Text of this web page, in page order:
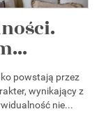
powstają przez
wynikający z
nie...